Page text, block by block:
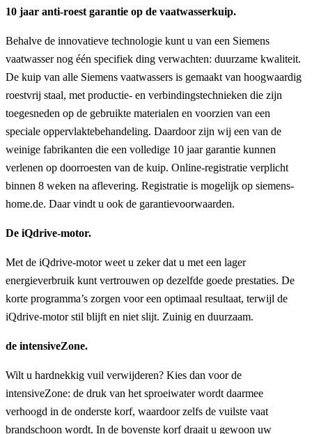
10 jaar anti-roest garantie op de vaatwasserkuip.
Behalve de innovatieve technologie kunt u van een Siemens
vaatwasser nog één specifiek ding verwachten: duurzame kwaliteit.
De kuip van alle Siemens vaatwassers is gemaakt van hoogwaardig
roestvrij staal, met productie- en verbindingstechnieken die zijn
toegesneden op de gebruikte materialen en voorzien van een
speciale oppervlaktebehandeling. Daardoor zijn wij een van de
weinige fabrikanten die een volledige 10 jaar garantie kunnen
verlenen op doorroesten van de kuip. Online-registratie verplicht
binnen 8 weken na aflevering. Registratie is mogelijk op siemens-
home.de. Daar vindt u ook de garantievoorwaarden.
De iQdrive-motor.
Met de iQdrive-motor weet u zeker dat u met een lager
energieverbruik kunt vertrouwen op dezelfde goede prestaties. De
korte programma’s zorgen voor een optimaal resultaat, terwijl de
iQdrive-motor stil blijft en niet slijt. Zuinig en duurzaam.
de intensiveZone.
Wilt u hardnekkig vuil verwijderen? Kies dan voor de
intensiveZone: de druk van het sproeiwater wordt daarmee
verhoogd in de onderste korf, waardoor zelfs de vuilste vaat
brandschoon wordt. In de bovenste korf draait u gewoon uw